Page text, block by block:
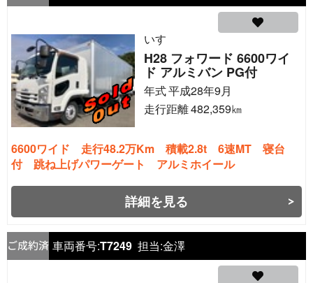
いすゞ
H28 フォワード 6600ワイ
ド アルミバン PG付
年式平成28年9月
走行距離482,359㎞
6600ワイド 走行48.2万Km 積載2.8t 6速MT 寝台
付 跳ね上げパワーゲート アルミホイール
詳細を見る
車両番号:T7249 担当:金澤